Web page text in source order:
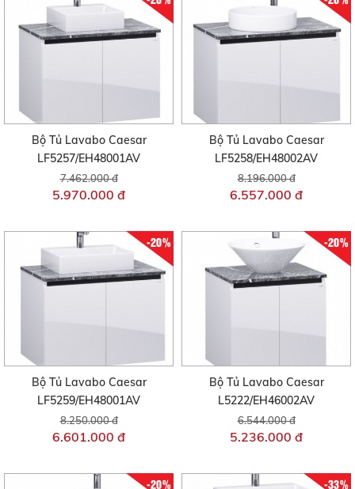
Bộ Tủ Lavabo Caesar
LF5257/EH48001AV
7.462.000 đ
5.970.000 đ
Bộ Tủ Lavabo Caesar
LF5258/EH48002AV
8.196.000 đ
6.557.000 đ
-20%
Bộ Tủ Lavabo Caesar
LF5259/EH48001AV
8.250.000 đ
6.601.000 đ
-20%
Bộ Tủ Lavabo Caesar
L5222/EH46002AV
6.544.000 đ
5.236.000 đ
-20% -33%